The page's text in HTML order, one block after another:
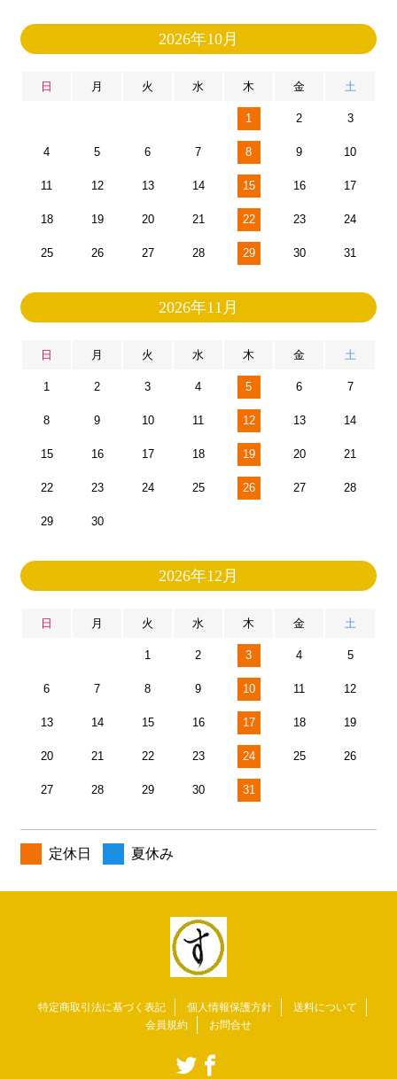
2026年10月
日 月 火 水 木 金 土
1 2 3
4 5 6 7 8 9 10
11 12 13 14 15 16 17
18 19 20 21 22 23 24
25 26 27 28 29 30 31
2026年11月
日 月 火 水 木 金 土
1 2 3 4 5 6 7
8 9 10 11 12 13 14
15 16 17 18 19 20 21
22 23 24 25 26 27 28
29 30
2026年12月
日 月 火 水 木 金 土
1 2 3 4 5
6 7 8 9 10 11 12
13 14 15 16 17 18 19
20 21 22 23 24 25 26
27 28 29 30 31
定休日 夏休み
特定商取引法に基づく表記 個人情報保護方針
送料について
会員規約
お問合せ